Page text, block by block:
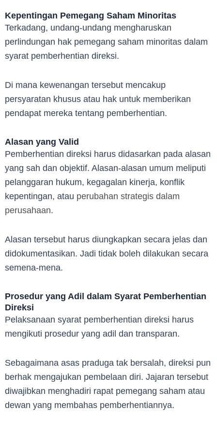
Kepentingan Pemegang Saham Minoritas
Terkadang, undang-undang mengharuskan
perlindungan hak pemegang saham minoritas dalam
syarat pemberhentian direksi.
Di mana kewenangan tersebut mencakup
persyaratan khusus atau hak untuk memberikan
pendapat mereka tentang pemberhentian.
Alasan yang Valid
Pemberhentian direksi harus didasarkan pada alasan
yang sah dan objektif. Alasan-alasan umum meliputi
pelanggaran hukum, kegagalan kinerja, konflik
kepentingan, atau perubahan strategis dalam
perusahaan.
Alasan tersebut harus diungkapkan secara jelas dan
didokumentasikan. Jadi tidak boleh dilakukan secara
semena-mena.
Prosedur yang Adil dalam Syarat Pemberhentian
Direksi
Pelaksanaan syarat pemberhentian direksi harus
mengikuti prosedur yang adil dan transparan.
Sebagaimana asas praduga tak bersalah, direksi pun
berhak mengajukan pembelaan diri. Jajaran tersebut
diwajibkan menghadiri rapat pemegang saham atau
dewan yang membahas pemberhentiannya.